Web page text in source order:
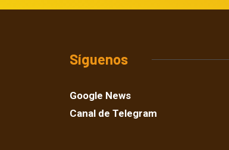
Síguenos
Google News
Canal de Telegram